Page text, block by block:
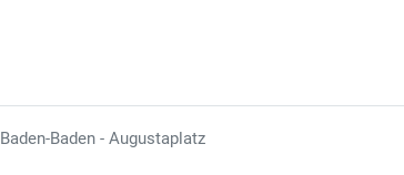
Baden-Baden - Augustaplatz